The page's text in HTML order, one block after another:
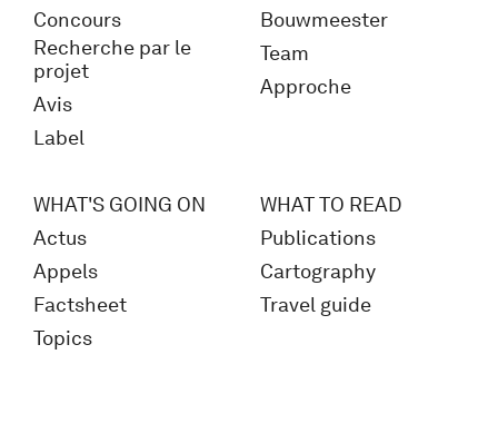
Concours
Recherche par le
projet
Avis
Label
Bouwmeester
Team
Approche
WHAT'S GOING ON
Actus
Appels
Factsheet
Topics
WHAT TO READ
Publications
Cartography
Travel guide